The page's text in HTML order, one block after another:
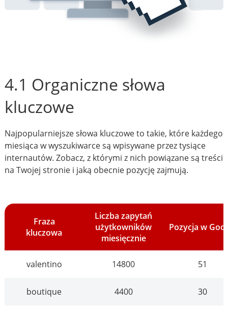
4.1 Organiczne słowa
kluczowe
Najpopularniejsze słowa kluczowe to takie, które każdego
miesiąca w wyszukiwarce są wpisywane przez tysiące
internautów. Zobacz, z którymi z nich powiązane są treści
na Twojej stronie i jaką obecnie pozycję zajmują.
Fraza
kluczowa
Liczba zapytań
użytkowników
miesięcznie
Pozycja w
valentino 14800 51
boutique 4400 30